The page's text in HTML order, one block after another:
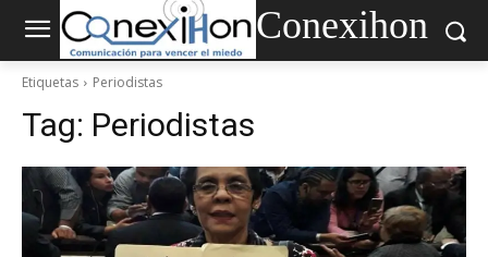
Conexihon
Etiquetas Periodistas
Tag: Periodistas